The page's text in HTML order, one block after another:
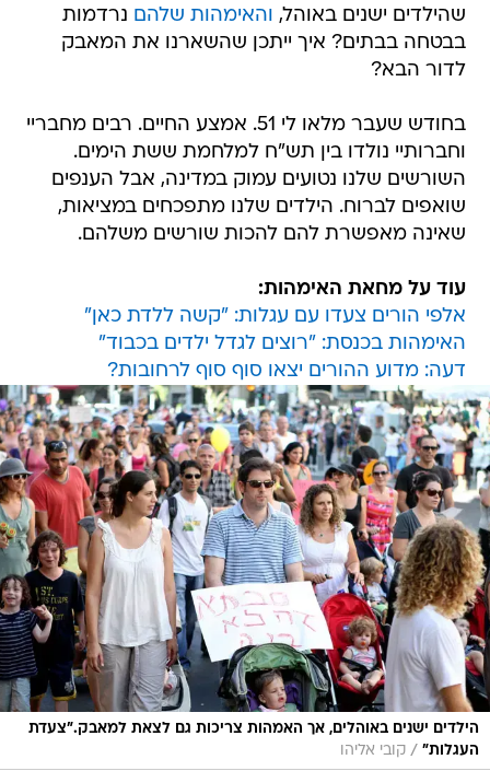
שהילדים ישנים באוהל, והאימהות שלהם נרדמות
בבטחה בבתים? איך ייתכן שהשארנו את המאבק
לדור הבא?
בחודש שעבר מלאו לי 51. אמצע החיים. רבים מחבריי
וחברותיי נולדו בין תש"ח למלחמת ששת הימים.
השורשים שלנו נטועים עמוק במדינה, אבל הענפים
שואפים לברוח. הילדים שלנו מתפכחים במציאות,
שאינה מאפשרת להם להכות שורשים משלהם.
עוד על מחאת האימהות:
אלפי הורים צעדו עם עגלות: "קשה ללדת כאן"
האימהות בכנסת: "רוצים לגדל ילדים בכבוד"
דעה: מדוע ההורים יצאו סוף סוף לרחובות?
הילדים ישנים באוהלים, אך האמהות צריכות גם לצאת למאבק."צעדת
העגלות" / קובי אליהו